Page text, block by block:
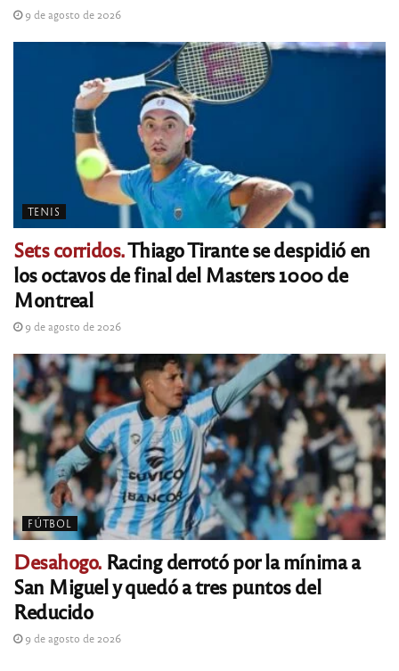
9 de agosto de 2026
TENIS
Sets corridos.Thiago Tirante se despidió en
los octavos de final del Masters 1000 de
Montreal
9 de agosto de 2026
FÚTBOL
Desahogo. Racing derrotó por la mínima a
San Miguel y quedó a tres puntos del
Reducido
9 de agosto de 2026